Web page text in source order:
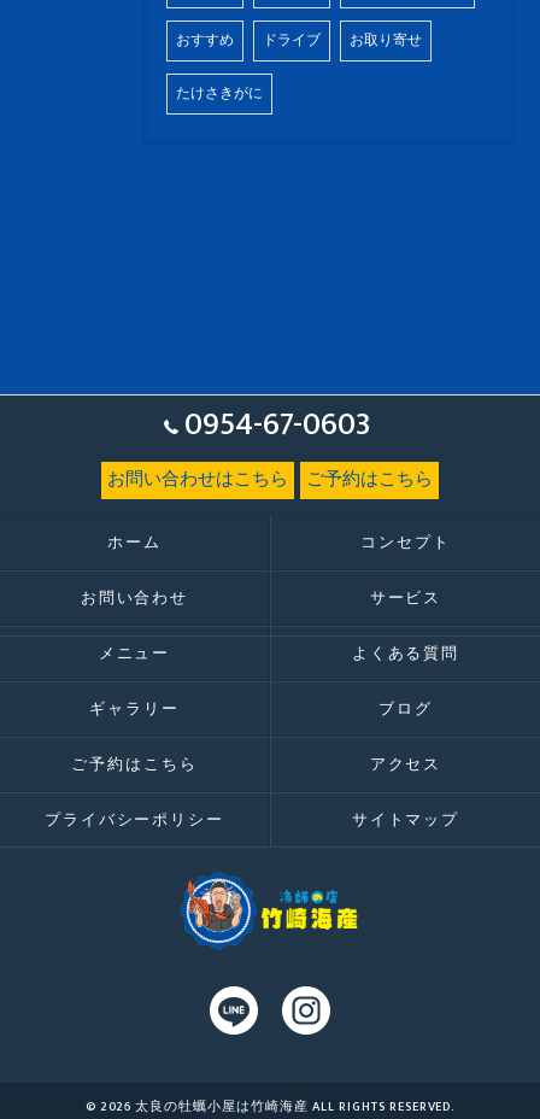
おすすめ ドライブ お取り寄せ
たけさきがに
0954-67-0603
お問い合わせはこちら ご予約はこちら
ホーム コンセプト
お問い合わせ サービス
メニュー よくある質問
ギャラリー ブログ
ご予約はこちら アクセス
プライバシーポリシー サイトマップ
© 2026 太良の牡蠣小屋は竹崎海産 ALL RIGHTS RESERVED.